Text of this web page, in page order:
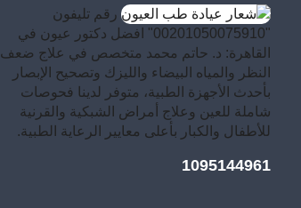
رقم تليفون
"00201050075910" افضل دكتور عيون في
القاهرة: د. حاتم محمد متخصص في علاج ضعف
النظر والمياه البيضاء والليزك وتصحيح الإبصار
بأحدث الأجهزة الطبية، متوفر لدينا فحوصات
شاملة للعين وعلاج أمراض الشبكية والقرنية
للأطفال والكبار بأعلى معايير الرعاية الطبية.
1095144961